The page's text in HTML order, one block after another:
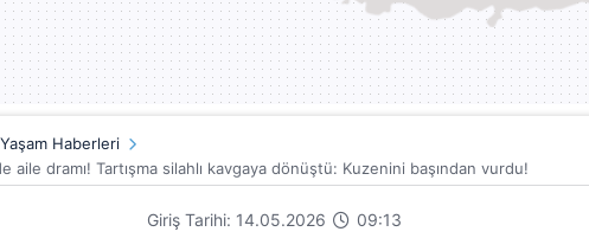
Yaşam Haberleri
aile dramı! Tartışma silahlı kavgaya dönüştü: Kuzenini başından vurdu!
Giriş Tarihi: 14.05.2026 09:13